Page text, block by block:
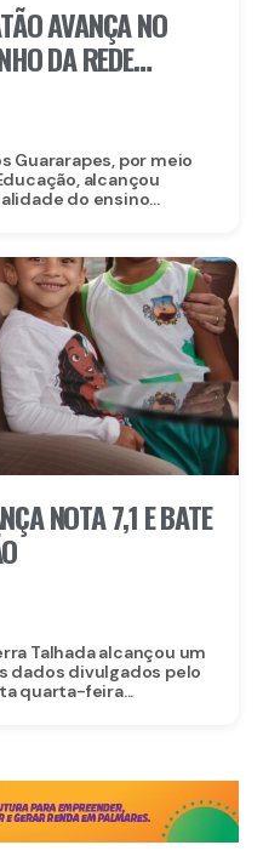
AVANÇA NO
DA REDE
Guararapes, por meio
alcançou
do ensino...
NOTA 7,1 E BATE
Talhada alcançou um
dados divulgados pelo
quarta-feira...